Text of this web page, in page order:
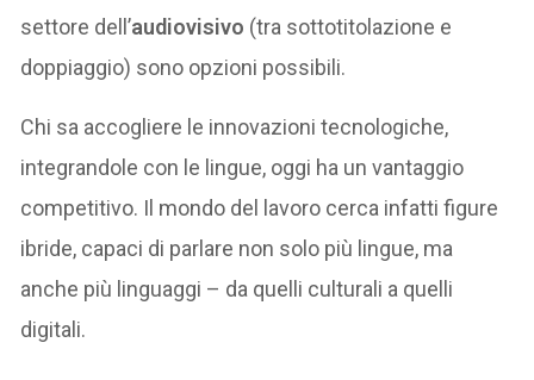
settore dell’audiovisivo (tra sottotitolazione e
doppiaggio) sono opzioni possibili.
Chi sa accogliere le innovazioni tecnologiche,
integrandole con le lingue, oggi ha un vantaggio
competitivo. Il mondo del lavoro cerca infatti figure
ibride, capaci di parlare non solo più lingue, ma
anche più linguaggi – da quelli culturali a quelli
digitali.